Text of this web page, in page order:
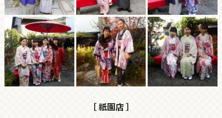
［ 祇園店 ］